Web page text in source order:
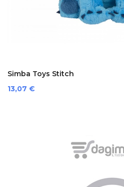
Simba Toys Stitch
Prezzo
13,07 €